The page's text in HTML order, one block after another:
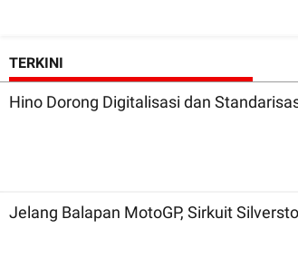
TERKINI
Hino Dorong Digitalisasi dan
Jelang Balapan MotoGP, Sirkuit